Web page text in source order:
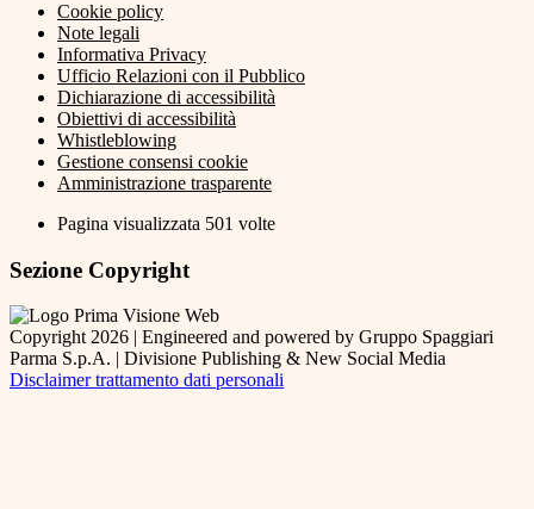
Cookie policy
Note legali
Informativa Privacy
Ufficio Relazioni con il Pubblico
Dichiarazione di accessibilità
Obiettivi di accessibilità
Whistleblowing
Gestione consensi cookie
Amministrazione trasparente
Pagina visualizzata 501 volte
Sezione Copyright
Copyright 2026 | Engineered and powered by Gruppo Spaggiari
Parma S.p.A. | Divisione Publishing & New Social Media
Disclaimer trattamento dati personali